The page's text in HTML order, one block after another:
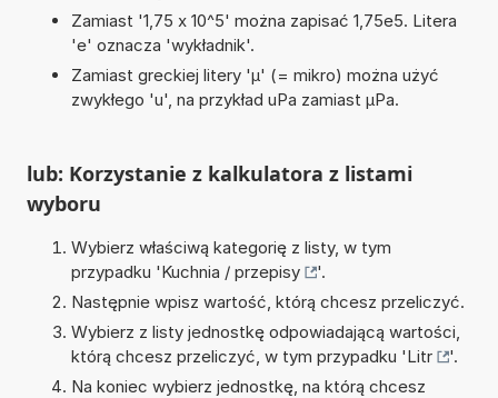
Zamiast '1,75 x 10^5' można zapisać 1,75e5. Litera
'e' oznacza 'wykładnik'.
Zamiast greckiej litery 'µ' (= mikro) można użyć
zwykłego 'u', na przykład uPa zamiast µPa.
lub: Korzystanie z kalkulatora z listami
wyboru
Wybierz właściwą kategorię z listy, w tym
przypadku 'Kuchnia / przepisy
'.
Następnie wpisz wartość, którą chcesz przeliczyć.
Wybierz z listy jednostkę odpowiadającą wartości,
którą chcesz przeliczyć, w tym przypadku 'Litr
'.
Na koniec wybierz jednostkę, na którą chcesz